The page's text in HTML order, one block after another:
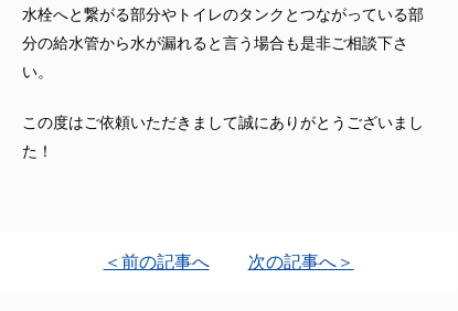
水栓へと繋がる部分やトイレのタンクとつながっている部
分の給水管から水が漏れると言う場合も是非ご相談下さ
い。
この度はご依頼いただきまして誠にありがとうございまし
た！
＜前の記事へ 次の記事へ＞